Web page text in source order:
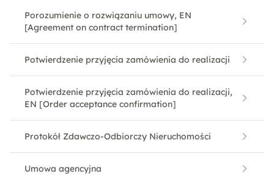
Porozumienie o rozwiązaniu umowy, EN
[Agreement on contract termination]
Potwierdzenie przyjęcia zamówienia do realizacji
Potwierdzenie przyjęcia zamówienia do realizacji,
EN [Order acceptance confirmation]
Protokół Zdawczo-Odbiorczy Nieruchomości
Umowa agencyjna